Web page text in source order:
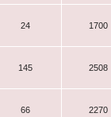
24 1700
145 2508
66 2270